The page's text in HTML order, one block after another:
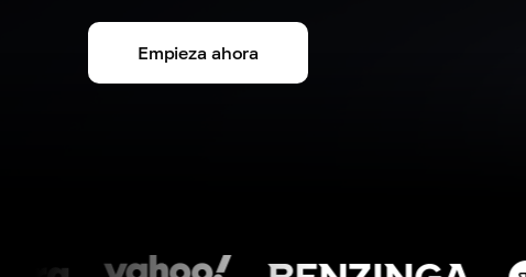
Empieza ahora